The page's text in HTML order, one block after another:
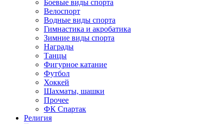
Боевые виды спорта
Велоспорт
Водные виды спорта
Гимнастика и акробатика
Зимние виды спорта
Награды
Танцы
Фигурное катание
Футбол
Хоккей
Шахматы, шашки
Прочее
ФК Спартак
Религия